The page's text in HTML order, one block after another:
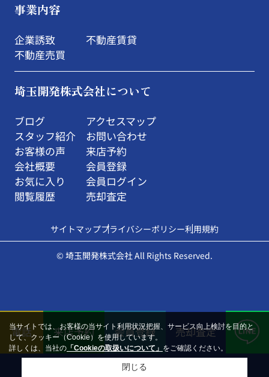
事業内容
企業誘致
不動産売買
不動産賃貸
埼玉開発株式会社について
ブログ
スタッフ紹介
お客様の声
会社概要
お気に入り
閲覧履歴
アクセスマップ
お問い合わせ
来店予約
会員登録
会員ログイン
売却査定
サイトマッププライバシーポリシー利用規約
© 埼玉開発株式会社 All Rights Reserved.
電話 来店予約 会員登録 売却査定
当サイトでは、お客様の当サイト利用状況把握、サービス向上検討を目的と
して、クッキー（Cookie）を使用しています。
詳しくは、当社の 「Cookieの取扱いについて」 をご確認ください。
閉じる